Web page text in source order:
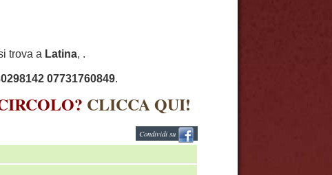
trova a Latina, .
07731760849.
CLICCA QUI!
Condividi su